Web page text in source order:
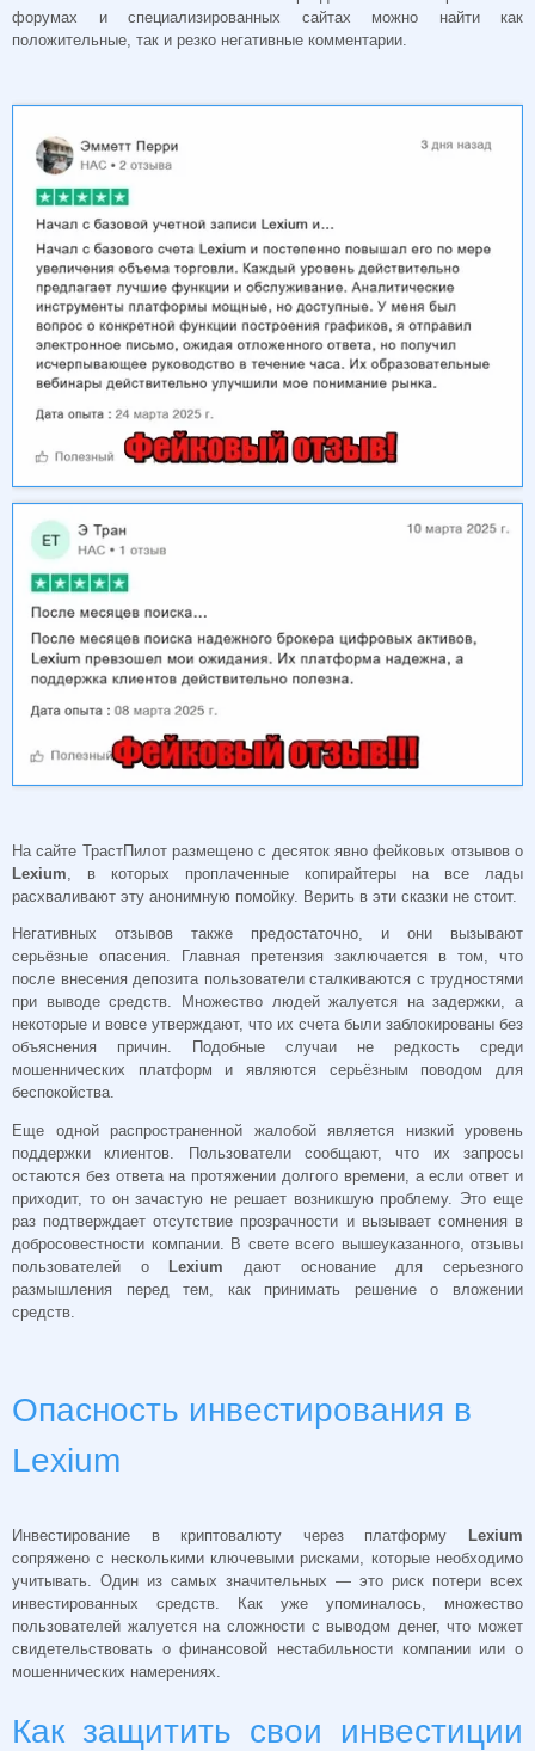
форумах и специализированных сайтах можно найти как
положительные, так и резко негативные комментарии.
На сайте ТрастПилот размещено с десяток явно фейковых отзывов о
Lexium , в которых проплаченные копирайтеры на все лады
расхваливают эту анонимную помойку. Верить в эти сказки не стоит.
Негативных отзывов также предостаточно, и они вызывают
серьёзные опасения. Главная претензия заключается в том, что
после внесения депозита пользователи сталкиваются с трудностями
при выводе средств. Множество людей жалуется на задержки, а
некоторые и вовсе утверждают, что их счета были заблокированы без
объяснения причин. Подобные случаи не редкость среди
мошеннических платформ и являются серьёзным поводом для
беспокойства.
Еще одной распространенной жалобой является низкий уровень
поддержки клиентов. Пользователи сообщают, что их запросы
остаются без ответа на протяжении долгого времени, а если ответ и
приходит, то он зачастую не решает возникшую проблему. Это еще
раз подтверждает отсутствие прозрачности и вызывает сомнения в
добросовестности компании. В свете всего вышеуказанного, отзывы
пользователей о
Lexium дают основание для серьезного
размышления перед тем, как принимать решение о вложении
средств.
Опасность инвестирования в
Lexium
Инвестирование в криптовалюту через платформу Lexium
сопряжено с несколькими ключевыми рисками, которые необходимо
учитывать. Один из самых значительных — это риск потери всех
инвестированных средств. Как уже упоминалось, множество
пользователей жалуется на сложности с выводом денег, что может
свидетельствовать о финансовой нестабильности компании или о
мошеннических намерениях.
Как защитить свои инвестиции